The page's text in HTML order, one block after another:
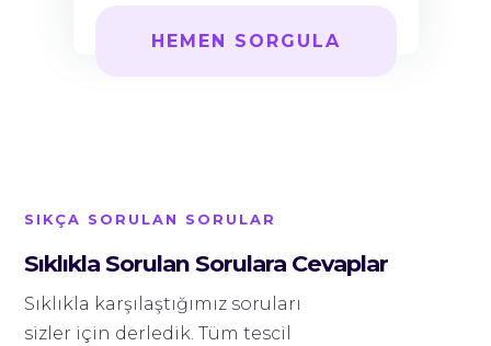
HEMEN SORGULA
SIKÇA SORULAN SORULAR
Sıklıkla Sorulan Sorulara Cevaplar
Sıklıkla karşılaştığımız soruları
sizler için derledik. Tüm tescil